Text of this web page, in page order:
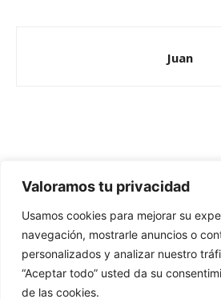
Valoramos tu privacidad
Usamos cookies para mejorar su
navegación, mostrarle anuncios o
personalizados y analizar nuestro
“Aceptar todo” usted da su
de las cookies.
Juan
Redes Cristianas
Una mirada alternativa sobre la Iglesia
- Colectivos de Redes Cristianas